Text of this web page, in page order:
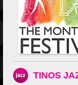
TINOS